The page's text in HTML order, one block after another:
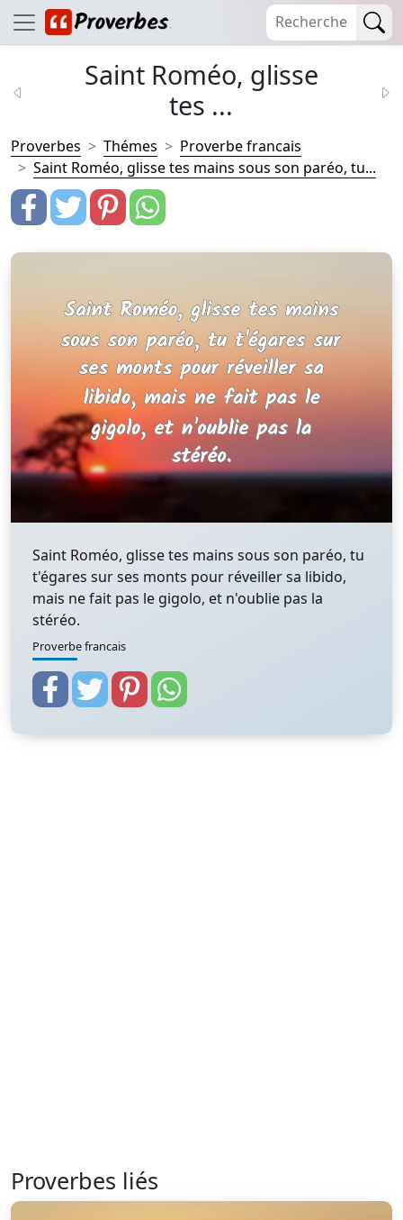
Saint Roméo, glisse
tes ...
Proverbes Thémes
Proverbe francais
Saint Roméo, glisse tes mains sous son paréo, tu...
Saint Roméo, glisse tes mains sous son paréo, tu
t'égares sur ses monts pour réveiller sa libido,
mais ne fait pas le gigolo, et n'oublie pas la
stéréo.
Proverbe francais
Proverbes liés